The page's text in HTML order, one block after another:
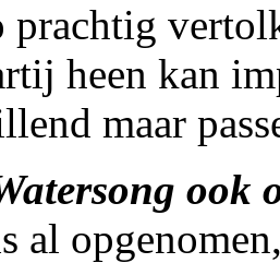
prachtig
heen kan
maar
ook
al